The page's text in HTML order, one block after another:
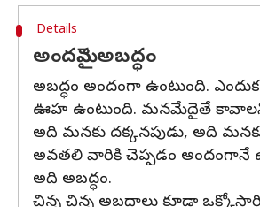
Details
అందమైన అబద్ధం
అబద్ధం అందంగా ఉంటుంది.
ఊహ ఉంటుంది. మనమేదైతే
అది మనకు దక్కనపుడు, అది
అవతలి వారికి చెప్పడం అందంగానే
అది అబద్ధం.